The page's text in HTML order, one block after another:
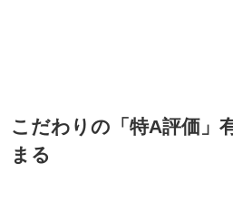
こだわりの「特A評価」
まる